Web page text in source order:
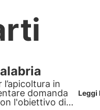
in
domanda
l'obiettivo di
Leggi